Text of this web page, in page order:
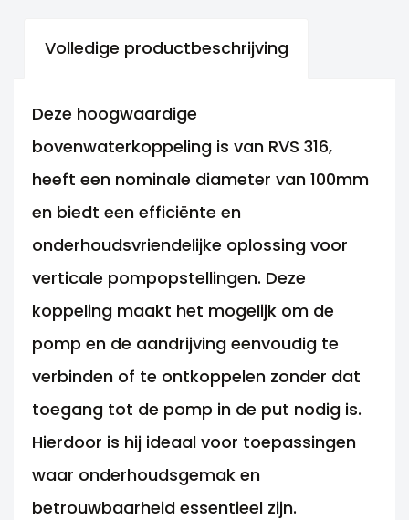
Volledige productbeschrijving
Deze hoogwaardige
bovenwaterkoppeling is van RVS 316,
heeft een nominale diameter van 100mm
en biedt een efficiënte en
onderhoudsvriendelijke oplossing voor
verticale pompopstellingen. Deze
koppeling maakt het mogelijk om de
pomp en de aandrijving eenvoudig te
verbinden of te ontkoppelen zonder dat
toegang tot de pomp in de put nodig is.
Hierdoor is hij ideaal voor toepassingen
waar onderhoudsgemak en
betrouwbaarheid essentieel zijn.